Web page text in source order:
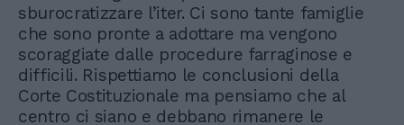
sburocratizzare l’iter. Ci sono tante famiglie
che sono pronte a adottare ma vengono
scoraggiate dalle procedure farraginose e
difficili. Rispettiamo le conclusioni della
Corte Costituzionale ma pensiamo che al
centro ci siano e debbano rimanere le